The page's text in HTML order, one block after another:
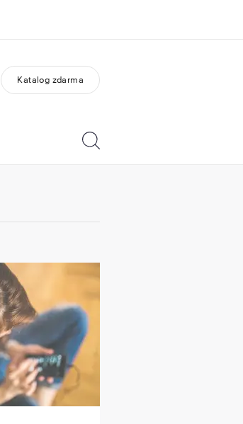
Kariéra
Katalog zdarma